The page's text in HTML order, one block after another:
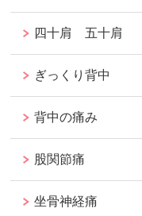
四十肩 五十肩
ぎっくり背中
背中の痛み
股関節痛
坐骨神経痛